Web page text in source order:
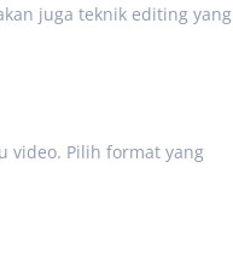
juga teknik editing yang
video. Pilih format yang